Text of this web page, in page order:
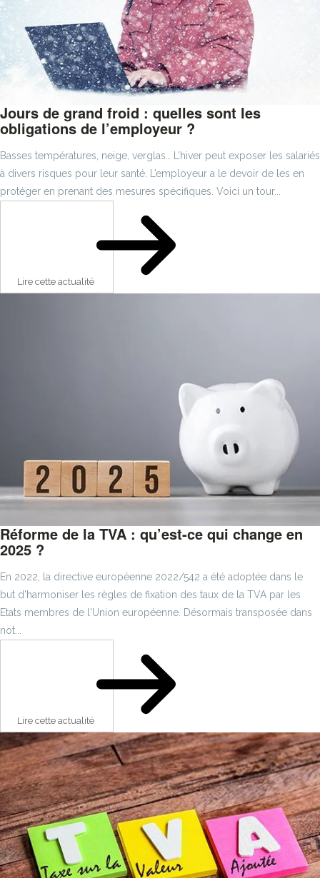
Jours de grand froid : quelles sont les
obligations de l’employeur ?
Basses températures, neige, verglas… L’hiver peut exposer les salariés
à divers risques pour leur santé. L’employeur a le devoir de les en
protéger en prenant des mesures spécifiques. Voici un tour...
Lire cette actualité
Réforme de la TVA : qu’est-ce qui change en
2025 ?
En 2022, la directive européenne 2022/542 a été adoptée dans le
but d’harmoniser les règles de fixation des taux de la TVA par les
Etats membres de l'Union européenne. Désormais transposée dans
not...
Lire cette actualité